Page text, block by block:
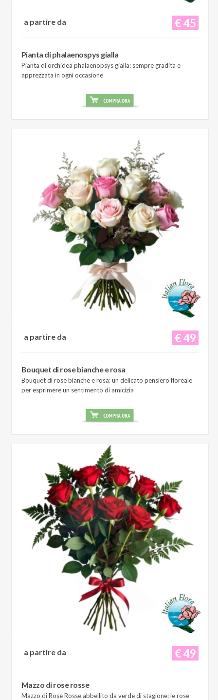
€ 45
a partire da
Pianta di phalaenospys gialla
Pianta di orchidea phalaenopsys gialla: sempre gradita e
apprezzata in ogni occasione
€ 49
a partire da
Bouquet di rose bianche e rosa
Bouquet di rose bianche e rosa: un delicato pensiero floreale
per esprimere un sentimento di amicizia
€ 49
a partire da
Mazzo di rose rosse
Mazzo di Rose Rosse abbellito da verde di stagione: le rose